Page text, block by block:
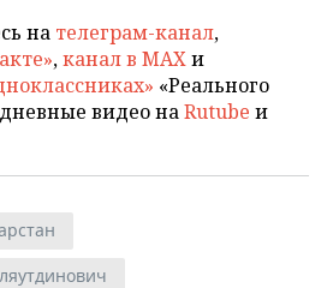
на телеграм-канал,
,канал в MAXи
«Реального
видео наRutube и